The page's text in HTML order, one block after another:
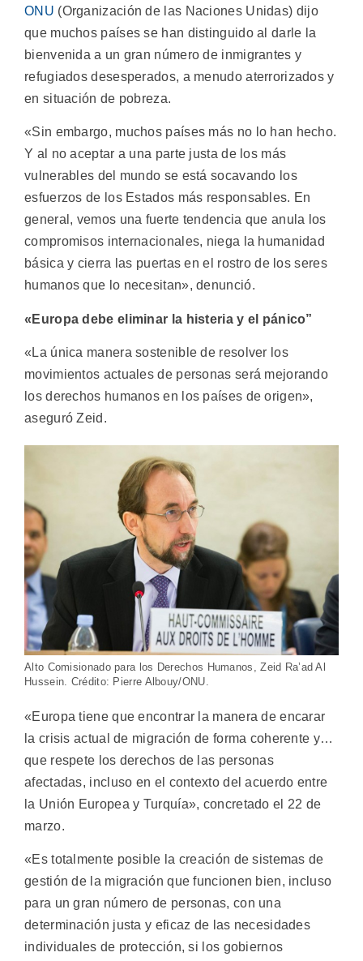
ONU (Organización de las Naciones Unidas) dijo
que muchos países se han distinguido al darle la
bienvenida a un gran número de inmigrantes y
refugiados desesperados, a menudo aterrorizados y
en situación de pobreza.
«Sin embargo, muchos países más no lo han hecho.
Y al no aceptar a una parte justa de los más
vulnerables del mundo se está socavando los
esfuerzos de los Estados más responsables. En
general, vemos una fuerte tendencia que anula los
compromisos internacionales, niega la humanidad
básica y cierra las puertas en el rostro de los seres
humanos que lo necesitan», denunció.
«Europa debe eliminar la histeria y el pánico”
«La única manera sostenible de resolver los
movimientos actuales de personas será mejorando
los derechos humanos en los países de origen»,
aseguró Zeid.
Alto Comisionado para los Derechos Humanos, Zeid Ra’ad Al
Hussein. Crédito: Pierre Albouy/ONU.
«Europa tiene que encontrar la manera de encarar
la crisis actual de migración de forma coherente y…
que respete los derechos de las personas
afectadas, incluso en el contexto del acuerdo entre
la Unión Europea y Turquía», concretado el 22 de
marzo.
«Es totalmente posible la creación de sistemas de
gestión de la migración que funcionen bien, incluso
para un gran número de personas, con una
determinación justa y eficaz de las necesidades
individuales de protección, si los gobiernos